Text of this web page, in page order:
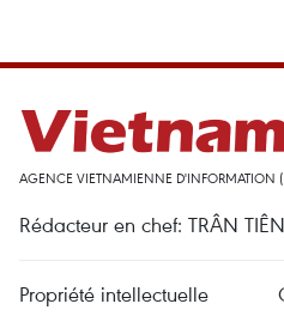
AGENCE VIETNAMIENNE D'INFORMATION
Rédacteur en chef: TRÂN
Propriété intellectuelle